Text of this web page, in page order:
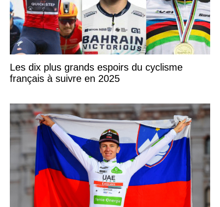
Les dix plus grands espoirs du cyclisme
français à suivre en 2025